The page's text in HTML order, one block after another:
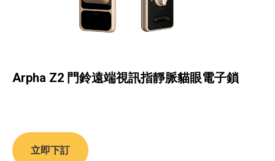
Arpha Z2 門鈴遠端視訊指靜脈貓眼電子鎖
立即下訂